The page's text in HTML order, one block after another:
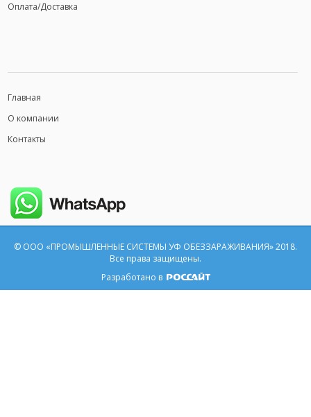
Оплата/Доставка
Главная
О компании
Контакты
© ООО «ПРОМЫШЛЕННЫЕ СИСТЕМЫ УФ ОБЕЗЗАРАЖИВАНИЯ» 2018.
Все права защищены.
Разработано в